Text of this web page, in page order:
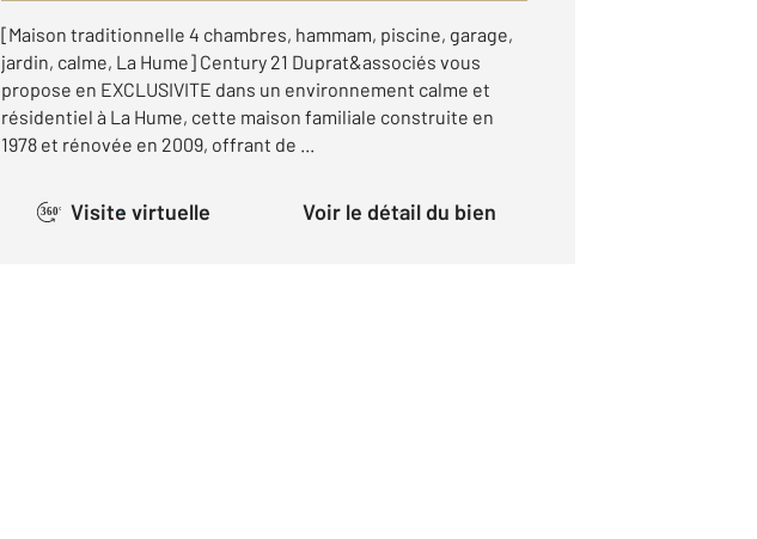
[Maison traditionnelle 4 chambres, hammam, piscine, garage,
jardin, calme, La Hume] Century 21 Duprat&associés vous
propose en EXCLUSIVITE dans un environnement calme et
résidentiel à La Hume, cette maison familiale construite en
1978 et rénovée en 2009, offrant de ...
360° Visite virtuelle Voir le détail du bien